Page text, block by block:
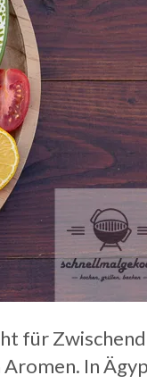
für
In